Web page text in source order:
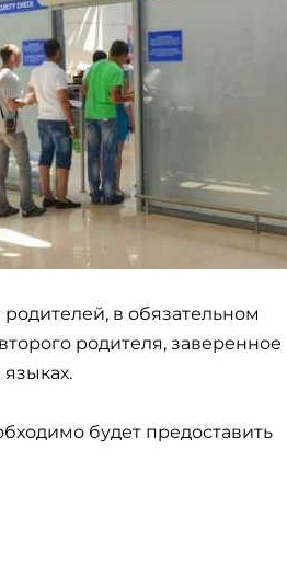
в обязательном
родителя, заверенное
будет предоставить